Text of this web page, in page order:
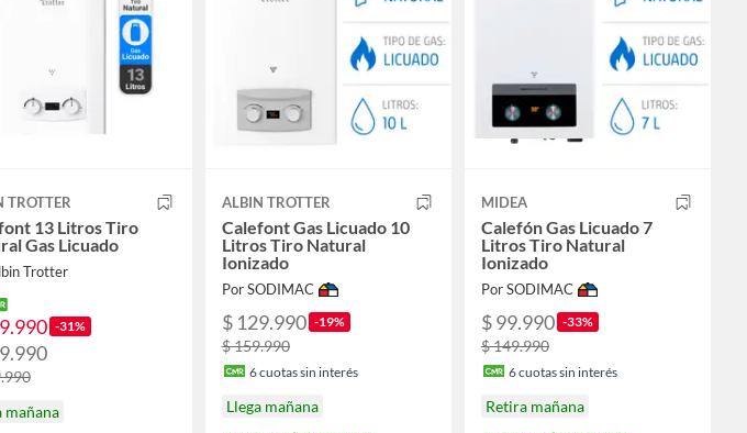
TROTTER
13 Litros Tiro
Gas Licuado
Trotter
-31%
mañana
ALBIN TROTTER
Calefont Gas Licuado 10
Litros Tiro Natural
Ionizado
Por SODIMAC
$ 129.990 -19%
$ 159.990
6cuotas sin interés
Llega mañana
MIDEA
Calefón Gas Licuado 7
Litros Tiro Natural
Ionizado
Por SODIMAC
$ 99.990 -33%
$ 149.990
6cuotas sin interés
Retira mañana